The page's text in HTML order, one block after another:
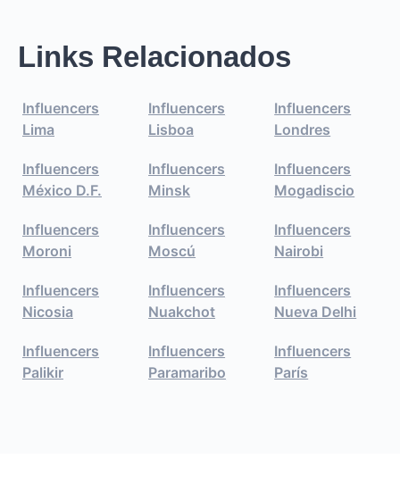
Links Relacionados
Influencers
Lima
Influencers
Lisboa
Influencers
Londres
Influencers
México D.F.
Influencers
Minsk
Influencers
Mogadiscio
Influencers
Moroni
Influencers
Moscú
Influencers
Nairobi
Influencers
Nicosia
Influencers
Nuakchot
Influencers
Nueva Delhi
Influencers
Palikir
Influencers
Paramaribo
Influencers
París